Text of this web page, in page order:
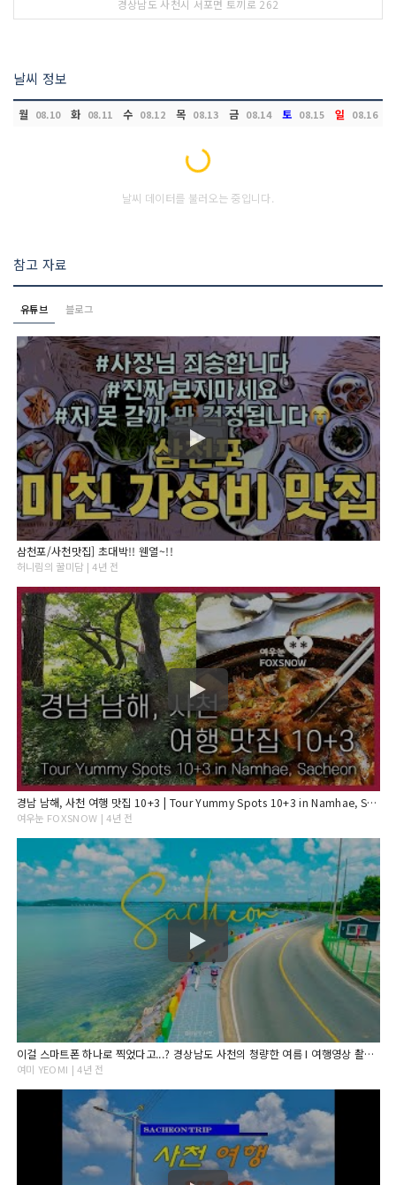
경상남도 사천시 서포면 토끼로 262
날씨 정보
월 08.10 화 08.11 수 08.12 목 08.13 금 08.14 토 08.15 일 08.16
Loading...
날씨 데이터를 불러오는 중입니다.
참고 자료
유튜브 블로그
삼천포/사천맛집] 초대박!! 웬열~!!
허니림의 꿀미담 | 4년 전
경남 남해, 사천 여행 맛집 10+3 | Tour Yummy Spots 10+3 in Namhae, Sacheon
여우눈 FOXSNOW | 4년 전
이걸 스마트폰 하나로 찍었다고...? 경상남도 사천의 청량한 여름 I 여행영상 촬영 기법 꿀팁
여미 YEOMI | 4년 전